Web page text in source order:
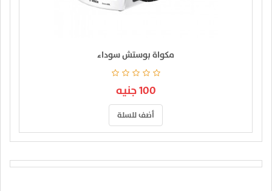
مكواة بوستش سوداء
100 جنيه
أضف للسلة